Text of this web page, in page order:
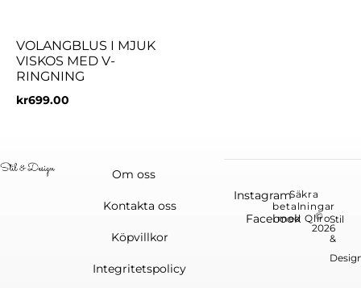
VOLANGBLUS I MJUK
VISKOS MED V-
RINGNING
kr699.00
Om oss
Kontakta oss
Köpvillkor
Integritetspolicy
©
2026
Stil
&
Instagram
Facebook
Säkra
betalningar
med Qliro